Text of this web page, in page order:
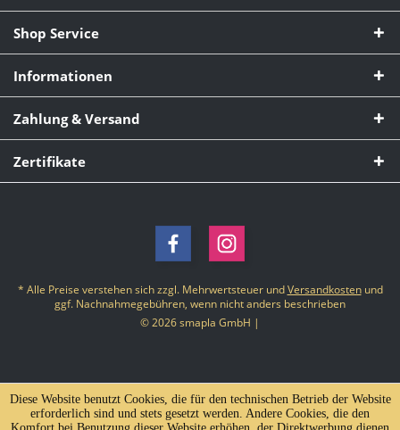
Shop Service
Informationen
Zahlung & Versand
Zertifikate
* Alle Preise verstehen sich zzgl. Mehrwertsteuer undVersandkostenund
ggf. Nachnahmegebühren, wenn nicht anders beschrieben
© 2026 smapla GmbH |
Diese Website benutzt Cookies, die für den technischen Betrieb der Website
erforderlich sind und stets gesetzt werden. Andere Cookies, die den